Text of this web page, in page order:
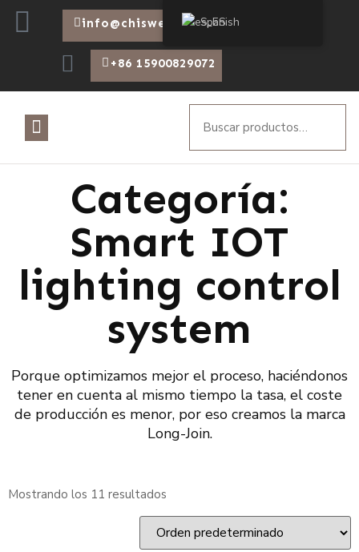
info@chiswear.com
+86 15900829072
Categoría:
Smart IOT
lighting control
system
Porque optimizamos mejor el proceso, haciéndonos
tener en cuenta al mismo tiempo la tasa, el coste
de producción es menor, por eso creamos la marca
Long-Join.
Mostrando los 11 resultados
Spanish